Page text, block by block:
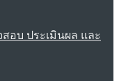
อบ ประเมินผล และ